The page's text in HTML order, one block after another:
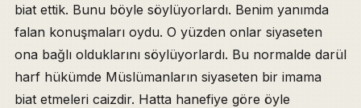
biat ettik. Bunu böyle söylüyorlardı. Benim yanımda
falan konuşmaları oydu. O yüzden onlar siyaseten
ona bağlı olduklarını söylüyorlardı. Bu normalde darül
harf hükümde Müslümanların siyaseten bir imama
biat etmeleri caizdir. Hatta hanefiye göre öyle